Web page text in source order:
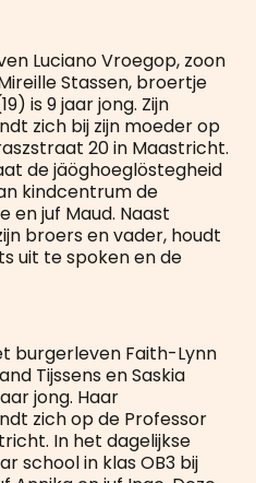
Luciano Vroegop, zoon
Stassen, broertje
is 9 jaar jong. Zijn
zich bij zijn moeder op
20 in Maastricht.
de jäöghoeglöstegheid
kindcentrum de
en juf Maud. Naast
broers en vader, houdt
uit te spoken en de
burgerleven Faith-Lynn
Tijssens en Saskia
jong. Haar
zich op de Professor
In het dagelijkse
school in klas OB3 bij